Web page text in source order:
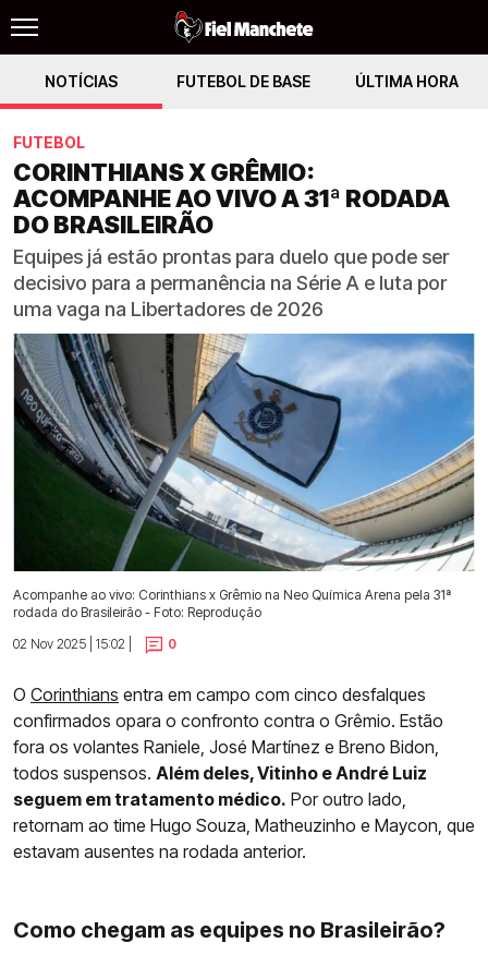
NOTÍCIAS FUTEBOL DE BASE ÚLTIMA HORA
FUTEBOL
CORINTHIANS X GRÊMIO:
ACOMPANHE AO VIVO A 31ª RODADA
DO BRASILEIRÃO
Equipes já estão prontas para duelo que pode ser
decisivo para a permanência na Série A e luta por
uma vaga na Libertadores de 2026
Acompanhe ao vivo: Corinthians x Grêmio na Neo Química Arena pela 31ª
rodada do Brasileirão - Foto: Reprodução
02 Nov 2025 | 15:02 |
0
O Corinthians entra em campo com cinco desfalques
confirmados opara o confronto contra o Grêmio. Estão
fora os volantes Raniele, José Martínez e Breno Bidon,
todos suspensos. Além deles, Vitinho e André Luiz
seguem em tratamento médico. Por outro lado,
retornam ao time Hugo Souza, Matheuzinho e Maycon, que
estavam ausentes na rodada anterior.
Como chegam as equipes no Brasileirão?